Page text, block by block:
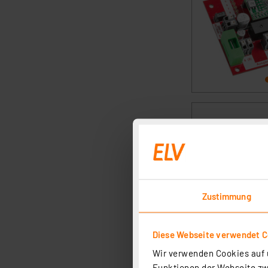
Zustimmung
Diese Webseite verwendet
Wir verwenden Cookies